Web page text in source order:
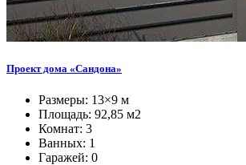
Проект дома «Сандона»
Размеры: 13×9 м
Площадь: 92,85 м2
Комнат: 3
Ванных: 1
Гаражей: 0